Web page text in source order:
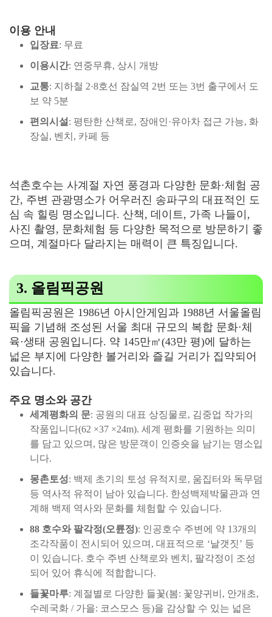
이용 안내
입장료: 무료
이용시간: 연중무휴, 상시 개방
교통: 지하철 2·8호선 잠실역 2번 또는 3번 출구에서 도
보 약 5분
편의시설 : 평탄한 산책로, 장애인·유아차 접근 가능, 화
장실, 벤치, 카페 등
석촌호수는 사계절 자연 풍경과 다양한 문화·체험 공
간, 주변 관광명소가 어우러진 송파구의 대표적인 도
심 속 힐링 명소입니다. 산책, 데이트, 가족 나들이,
사진 촬영, 문화체험 등 다양한 목적으로 방문하기 좋
으며, 계절마다 달라지는 매력이 큰 특징입니다.
3. 올림픽공원
올림픽공원은 1986년 아시안게임과 1988년 서울올림
픽을 기념해 조성된 서울 최대 규모의 복합 문화·체
육·생태 공원입니다. 약 145만㎡(43만 평)에 달하는
넓은 부지에 다양한 볼거리와 즐길 거리가 집약되어
있습니다.
주요 명소와 공간
세계평화의 문: 공원의 대표 상징물로, 김중업 작가의
작품입니다(62 ×37 ×24m). 세계 평화를 기원하는 의미
를 담고 있으며, 많은 방문객이 인증숏을 남기는 명소입
니다.
몽촌토성: 백제 초기의 토성 유적지로, 움집터와 독무덤
등 역사적 유적이 남아 있습니다. 한성백제박물관과 연
계해 백제 역사와 문화를 체험할 수 있습니다.
88 호수와 팔각정(오륜정): 인공호수 주변에 약 13개의
조각작품이 전시되어 있으며, 대표적으로 ‘날갯짓’ 등
이 있습니다. 호수 주변 산책로와 벤치, 팔각정이 조성
되어 있어 휴식에 적합합니다.
들꽃마루: 계절별로 다양한 들꽃(봄: 꽃양귀비, 안개초,
수레국화 / 가을: 코스모스 등)을 감상할 수 있는 넓은